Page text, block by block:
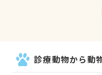
診療動物から動